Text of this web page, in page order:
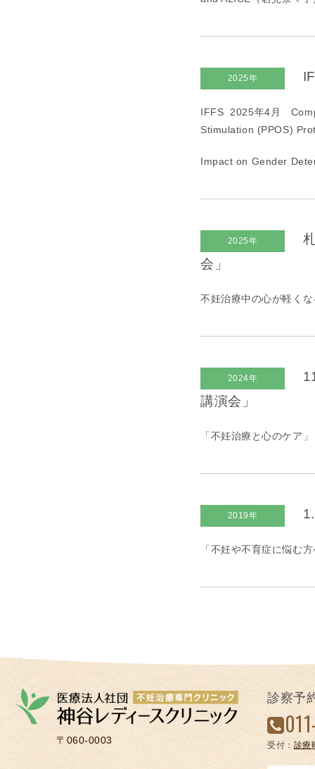
2025年
IFFS 2025年4 月
Stimulation (PPOS)
Impact on Gender
2025年
会」
不妊治療中の心が軽く
2024年
講演会」
「不妊治療と心のケア
2019年
「不妊や不育症に悩む
〒060-0003
診察予
受付： 診療